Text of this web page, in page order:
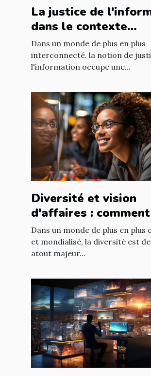
La justice de
dans le contexte
international : enjeux
défis
Dans un monde de plus en plus
interconnecté, la notion de
l'information occupe une...
Diversité et vision
d'affaires :
équipe diversifiée
stimuler l'innovation
Dans un monde de plus en plus
et mondialisé, la diversité est
atout majeur...